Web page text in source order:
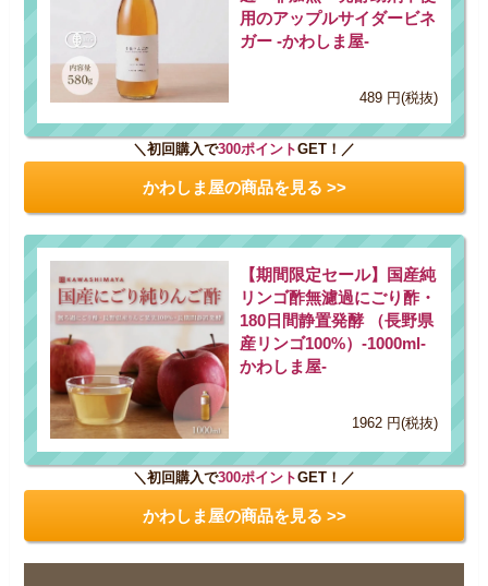
用のアップルサイダービネ
ガー -かわしま屋-
489 円(税抜)
＼初回購入で300ポイントGET！／
かわしま屋の商品を見る >>
【期間限定セール】国産純
リンゴ酢無濾過にごり酢・
180日間静置発酵 （長野県
産リンゴ100%）-1000ml-
かわしま屋-
1962 円(税抜)
＼初回購入で300ポイントGET！／
かわしま屋の商品を見る >>